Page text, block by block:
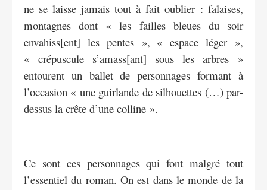
ne se laisse jamais tout à fait oublier : falaises,
montagnes dont « les failles bleues du soir
envahiss[ent] les pentes », « espace léger »,
« crépuscule s’amass[ant] sous les arbres »
entourent un ballet de personnages formant à
l’occasion « une guirlande de silhouettes (…) par-
dessus la crête d’une colline ».
Ce sont ces personnages qui font malgré tout
l’essentiel du roman. On est dans le monde de la